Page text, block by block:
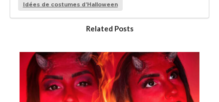
Idées de costumes d'Halloween
Related Posts